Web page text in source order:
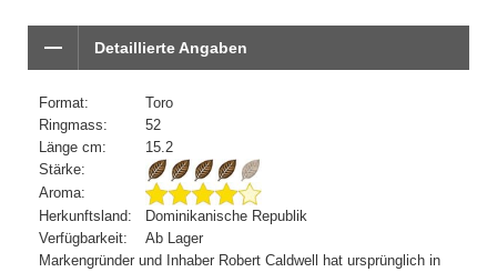
Detaillierte Angaben
Format:
Toro
Ringmass:
52
Länge cm:
15.2
Stärke:
Aroma:
Herkunftsland:
Dominikanische Republik
Verfügbarkeit:
Ab Lager
Markengründer und Inhaber Robert Caldwell hat ursprünglich in